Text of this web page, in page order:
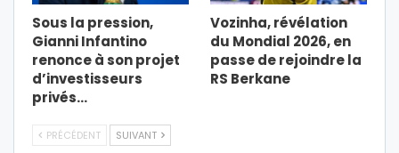
Sous la pression,
Gianni Infantino
renonce à son projet
d’investisseurs
privés…
Vozinha, révélation
du Mondial 2026, en
passe de rejoindre la
RS Berkane
PRÉCÉDENT SUIVANT